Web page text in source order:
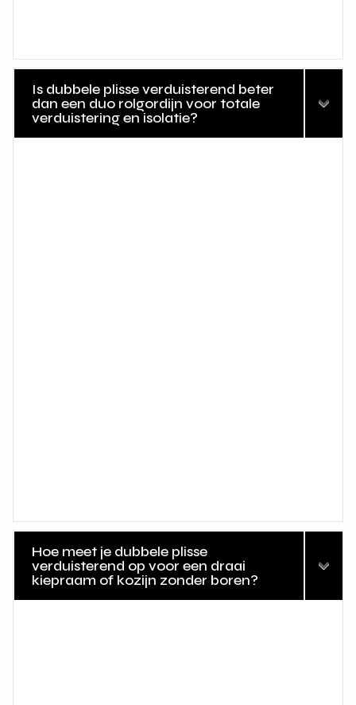
Is dubbele plisse verduisterend beter
dan een duo rolgordijn voor totale
verduistering en isolatie?
Hoe meet je dubbele plisse
verduisterend op voor een draai
kiepraam of kozijn zonder boren?